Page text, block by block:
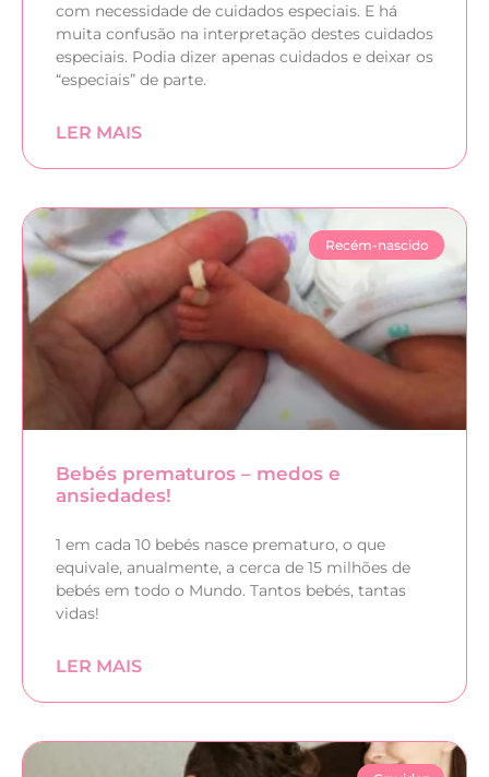
com necessidade de cuidados especiais. E há
muita confusão na interpretação destes cuidados
especiais. Podia dizer apenas cuidados e deixar os
“especiais” de parte.
LER MAIS
Recém-nascido
Bebés prematuros – medos e
ansiedades!
1 em cada 10 bebés nasce prematuro, o que
equivale, anualmente, a cerca de 15 milhões de
bebés em todo o Mundo. Tantos bebés, tantas
vidas!
LER MAIS